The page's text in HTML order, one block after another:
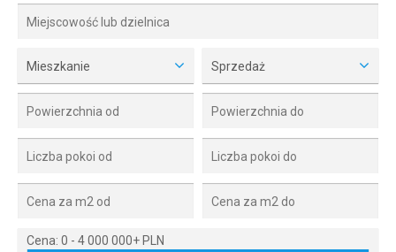
Mieszkanie Sprzedaż
Cena: 0 - 4 000 000+ PLN